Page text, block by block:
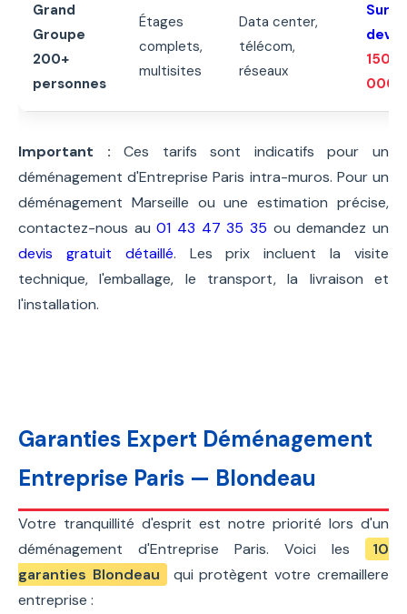
Grand
Groupe
200+
personnes
Étages
complets,
multisites
Data center,
télécom,
réseaux
Sur
devis
150
Important : Ces tarifs sont indicatifs pour un
déménagement d'Entreprise Paris intra-muros. Pour un
déménagement Marseille ou une estimation précise,
contactez-nous au01 43 47 35 35 ou demandez un
devis gratuit détaillé. Les prix incluent la visite
technique, l'emballage, le transport, la livraison et
l'installation.
Garanties Expert Déménagement
Entreprise Paris — Blondeau
Votre tranquillité d'esprit est notre priorité lors d'un
déménagement d'Entreprise Paris. Voici les
10
garanties Blondeau
qui protègent votre cremaillere
entreprise :